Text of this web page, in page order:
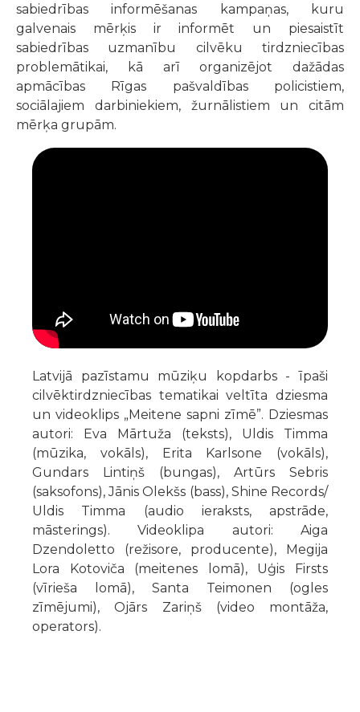
sabiedrības informēšanas kampaņas, kuru
galvenais mērķis ir informēt un piesaistīt
sabiedrības uzmanību cilvēku tirdzniecības
problemātikai, kā arī organizējot dažādas
apmācības Rīgas pašvaldības policistiem,
sociālajiem darbiniekiem, žurnālistiem un citām
mērķa grupām.
Latvijā pazīstamu mūziķu kopdarbs - īpaši
cilvēktirdzniecības tematikai veltīta dziesma
un videoklips „Meitene sapni zīmē”. Dziesmas
autori: Eva Mārtuža (teksts), Uldis Timma
(mūzika, vokāls), Erita Karlsone (vokāls),
Gundars Lintiņš (bungas), Artūrs Sebris
(saksofons), Jānis Olekšs (bass), Shine Records/
Uldis Timma (audio ieraksts, apstrāde,
māsterings). Videoklipa autori: Aiga
Dzendoletto (režisore, producente), Megija
Lora Kotoviča (meitenes lomā), Uģis Firsts
(vīrieša lomā), Santa Teimonen (ogles
zīmējumi), Ojārs Zariņš (video montāža,
operators).